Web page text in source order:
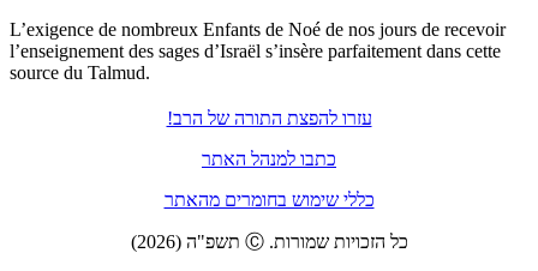
L’exigence de nombreux Enfants de Noé de nos jours de recevoir
l’enseignement des sages d’Israël s’insère parfaitement dans cette
source du Talmud.
עזרו להפצת התורה של הרב!
כתבו למנהל האתר
כללי שימוש בחומרים מהאתר
כל הזכויות שמורות. Ⓒ תשפ"ה (2026)